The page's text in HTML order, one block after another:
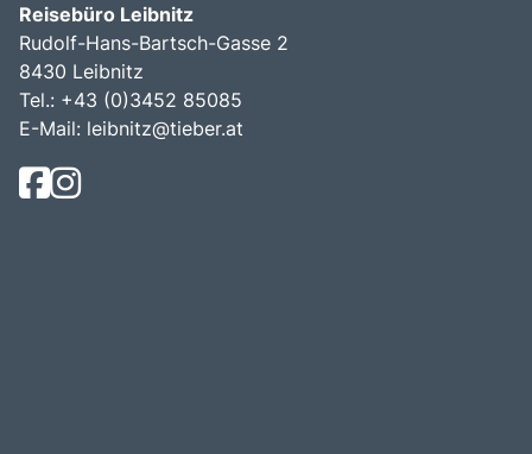
Reisebüro Leibnitz
Rudolf-Hans-Bartsch-Gasse 2
8430 Leibnitz
Tel.: +43 (0)3452 85085
E-Mail: leibnitz@tieber.at